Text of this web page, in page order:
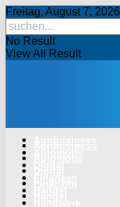
Freitag, August 7, 2026
No Result
View All Result